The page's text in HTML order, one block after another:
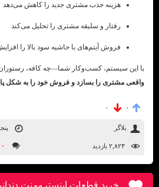
هزینه جذب مشتری جدید را کاهش می‌دهد
رفتار و سلیقه مشتری را تحلیل می‌کند
فروش آیتم‌های با حاشیه سود بالا را
با این سیستم، کسب‌وکار شما—چه کافه،
واقعی مشتری را بسازد و فروش خود را به شکل
۰ ۰
بلاگر پنجشنبه
۰ نظر
خرید قطعات اینسترومنت